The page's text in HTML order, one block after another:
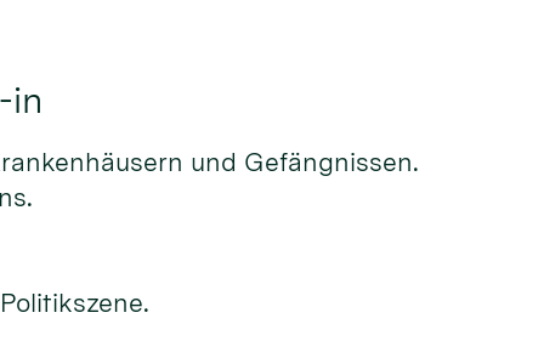
in
und Gefängnissen.